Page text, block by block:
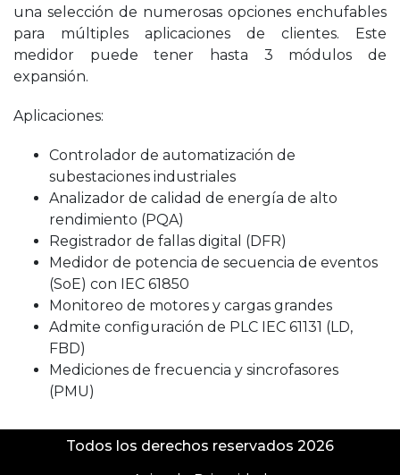
una selección de numerosas opciones enchufables
para múltiples aplicaciones de clientes. Este
medidor puede tener hasta 3 módulos de
expansión.
Aplicaciones:
Controlador de automatización de
subestaciones industriales
Analizador de calidad de energía de alto
rendimiento (PQA)
Registrador de fallas digital (DFR)
Medidor de potencia de secuencia de eventos
(SoE) con IEC 61850
Monitoreo de motores y cargas grandes
Admite configuración de PLC IEC 61131 (LD,
FBD)
Mediciones de frecuencia y sincrofasores
(PMU)
Todos los derechos reservados 2026